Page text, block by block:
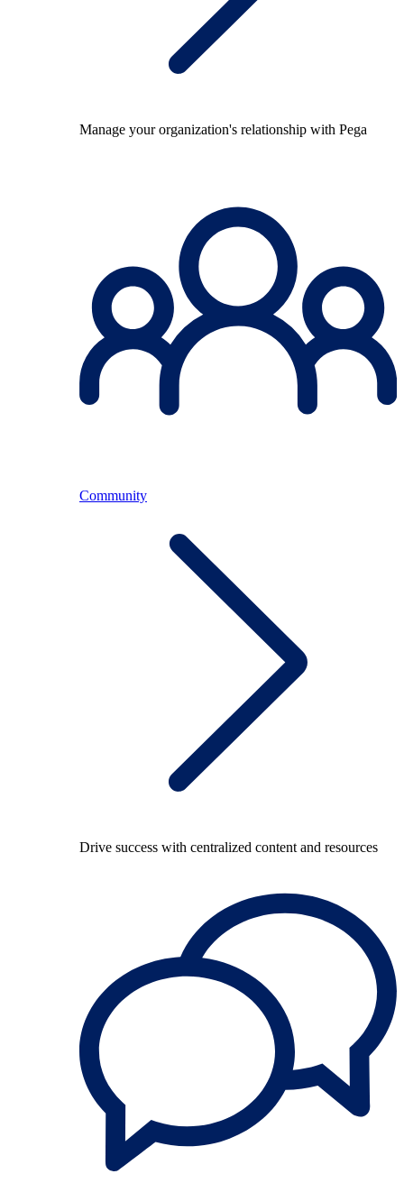
Manage your organization's relationship with Pega
Community
Drive success with centralized content and resources